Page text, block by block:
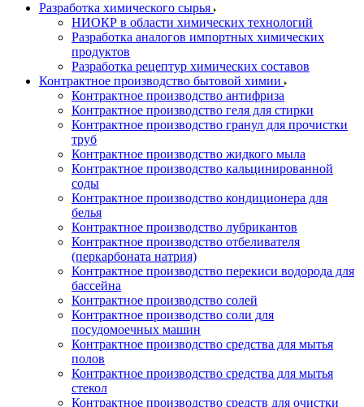
Разработка химического сырья
НИОКР в области химических технологий
Разработка аналогов импортных химических
продуктов
Разработка рецептур химических составов
Контрактное производство бытовой химии
Контрактное производство антифриза
Контрактное производство геля для стирки
Контрактное производство гранул для прочистки
труб
Контрактное производство жидкого мыла
Контрактное производство кальцинированной
соды
Контрактное производство кондиционера для
белья
Контрактное производство лубрикантов
Контрактное производство отбеливателя
(перкарбоната натрия)
Контрактное производство перекиси водорода для
бассейна
Контрактное производство солей
Контрактное производство соли для
посудомоечных машин
Контрактное производство средства для мытья
полов
Контрактное производство средства для мытья
стекол
Контрактное производство средств для очистки